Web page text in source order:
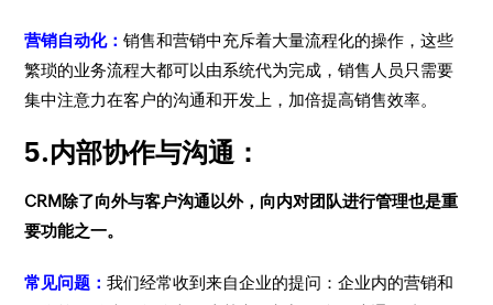
营销自动化：销售和营销中充斥着大量流程化的操作，这些
繁琐的业务流程大都可以由系统代为完成，销售人员只需要
集中注意力在客户的沟通和开发上，加倍提高销售效率。
5.内部协作与沟通：
CRM除了向外与客户沟通以外，向内对团队进行管理也是重
要功能之一。
常见问题：我们经常收到来自企业的提问：企业内的营销和